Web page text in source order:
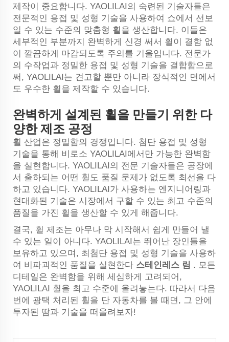
제작이 중요합니다. YAOLILAI의 숙련된 기술자들은
전문적인 용접 및 성형 기술을 사용하여 쇼에서 선보
일 수 있는 수준의 맞춤형 휠을 생산합니다. 이들은
세부적인 부분까지 완벽하게 신경 써서 휠이 결함 없
이 깔끔하게 마감되도록 주의를 기울입니다. 전문가
의 수작업과 정밀한 용접 및 성형 기술을 결합함으로
써, YAOLILAI는 견고할 뿐만 아니라 장식적인 면에서
도 우수한 휠을 제작할 수 있습니다.
완벽하게 설계된 휠을 만들기 위한 다
양한 제조 공정
휠 산업은 정밀함의 경쟁입니다. 첨단 용접 및 성형
기술을 통해 비로소 YAOLILAI에서만 가능한 완벽함
을 실현합니다. YAOLILAI의 전문 기술자들은 공장에
서 출하되는 어떤 휠도 품질 문제가 없도록 최선을 다
하고 있습니다. YAOLILAI가 사용하는 엔지니어링과
현대화된 기술은 시장에서 구할 수 있는 최고 수준의
품질을 가진 휠을 생산할 수 있게 해줍니다.
결국, 휠 제조는 아무나 막 시작해서 쉽게 만들어 낼
수 있는 일이 아니다. YAOLILAI는 뛰어난 장인들을
보유하고 있으며, 최첨단 용접 및 성형 기술을 사용하
여 비파괴적인 품질을 실현한다 스테인레스 림 . 모든
디테일은 완벽함을 위해 세심하게 고려되어,
YAOLILAI 휠을 최고 수준에 올려놓는다. 따라서 다음
번에 광택 처리된 휠을 단 자동차를 볼 때면, 그 안에
투자된 땀과 기술을 떠올려보자!